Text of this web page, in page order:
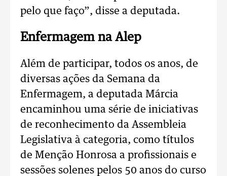
pelo que faço”, disse a deputada.
Enfermagem na Alep
Além de participar, todos os anos, de
diversas ações da Semana da
Enfermagem, a deputada Márcia
encaminhou uma série de iniciativas
de reconhecimento da Assembleia
Legislativa à categoria, como títulos
de Menção Honrosa a profissionais e
sessões solenes pelos 50 anos do curso